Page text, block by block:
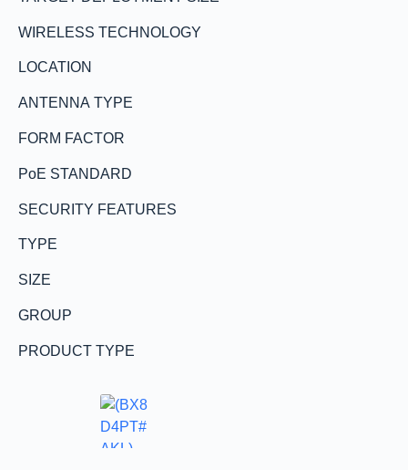
WIRELESS TECHNOLOGY
LOCATION
ANTENNA TYPE
FORM FACTOR
PoE STANDARD
SECURITY FEATURES
TYPE
SIZE
GROUP
PRODUCT TYPE